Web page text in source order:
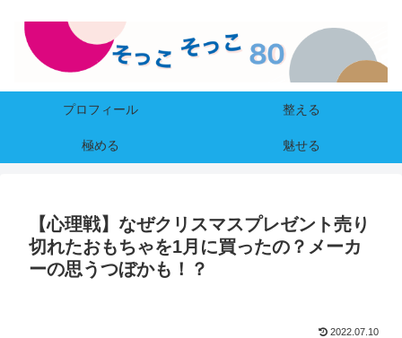
プロフィール 整える
極める 魅せる
【心理戦】なぜクリスマスプレゼント売り
切れたおもちゃを1月に買ったの？メーカ
ーの思うつぼかも！？
2022.07.10